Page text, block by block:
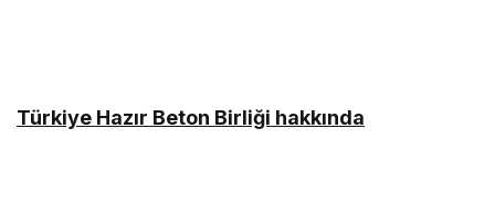
Türkiye Hazır Beton Birliği hakkında